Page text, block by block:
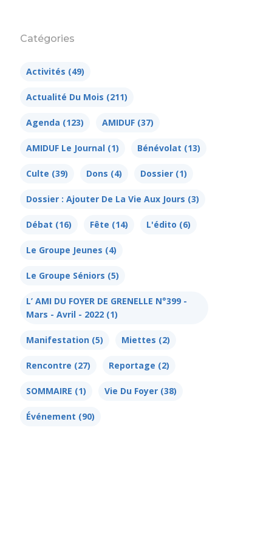
Catégories
Activités (49)
Actualité Du Mois (211)
Agenda (123) AMIDUF(37)
AMIDUF Le Journal(1) Bénévolat (13)
Culte (39) Dons (4) Dossier(1)
Dossier : Ajouter De La Vie Aux Jours (3)
Débat (16) Fête (14) L'édito (6)
Le Groupe Jeunes (4)
Le Groupe Séniors (5)
L’ AMI DU FOYER DE GRENELLE N°399 -
Mars - Avril - 2022(1)
Manifestation(5) Miettes (2)
Rencontre (27) Reportage (2)
SOMMAIRE (1) Vie Du Foyer(38)
Événement (90)